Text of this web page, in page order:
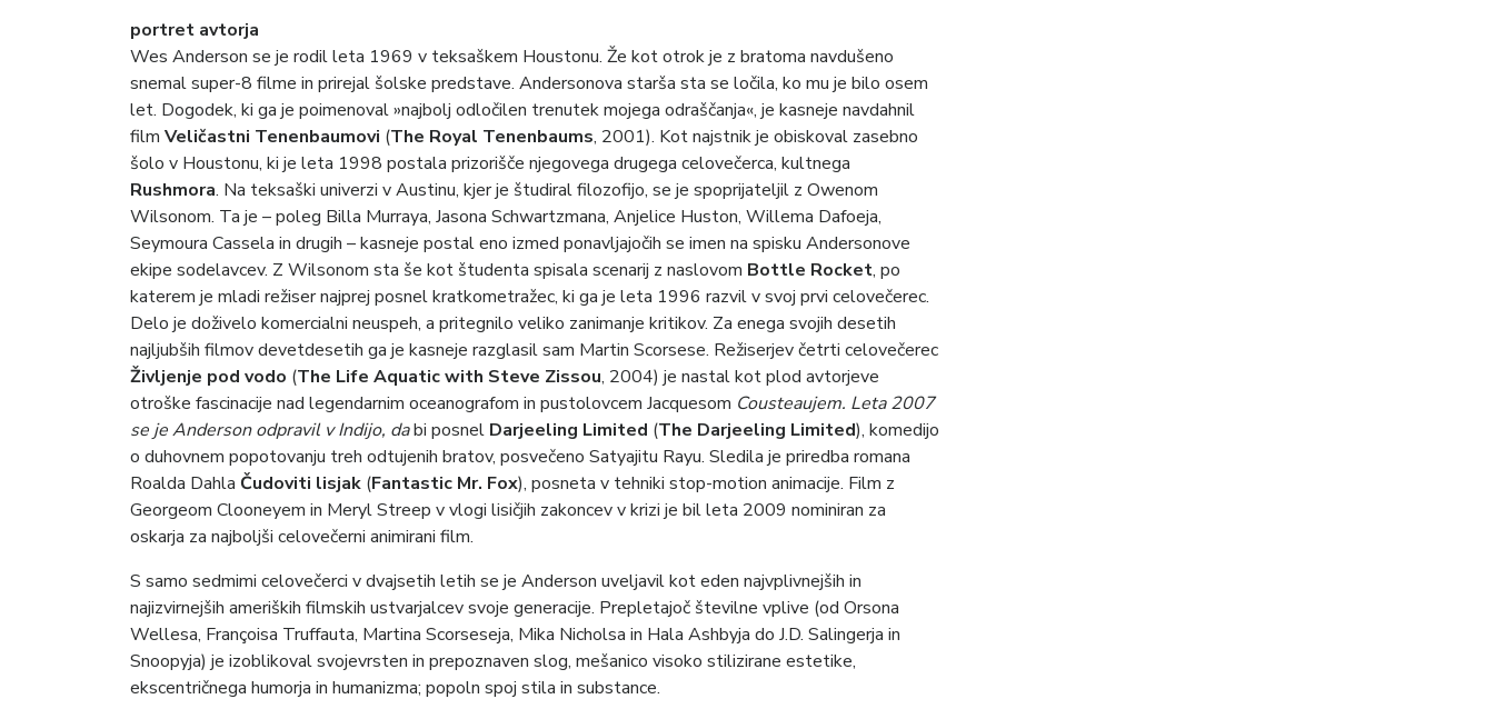
portret avtorja
Wes Anderson se je rodil leta 1969 v teksaškem Houstonu. Že kot otrok je z bratoma navdušeno
snemal super-8 filme in prirejal šolske predstave. Andersonova starša sta se ločila, ko mu je bilo osem
let. Dogodek, ki ga je poimenoval »najbolj odločilen trenutek mojega odraščanja«, je kasneje navdahnil
film Veličastni Tenenbaumovi (The Royal Tenenbaums, 2001). Kot najstnik je obiskoval zasebno
šolo v Houstonu, ki je leta 1998 postala prizorišče njegovega drugega celovečerca, kultnega
Rushmora. Na teksaški univerzi v Austinu, kjer je študiral filozofijo, se je spoprijateljil z Owenom
Wilsonom. Ta je – poleg Billa Murraya, Jasona Schwartzmana, Anjelice Huston, Willema Dafoeja,
Seymoura Cassela in drugih – kasneje postal eno izmed ponavljajočih se imen na spisku Andersonove
ekipe sodelavcev. Z Wilsonom sta še kot študenta spisala scenarij z naslovom Bottle Rocket, po
katerem je mladi režiser najprej posnel kratkometražec, ki ga je leta 1996 razvil v svoj prvi celovečerec.
Delo je doživelo komercialni neuspeh, a pritegnilo veliko zanimanje kritikov. Za enega svojih desetih
najljubših filmov devetdesetih ga je kasneje razglasil sam Martin Scorsese. Režiserjev četrti celovečerec
Življenje pod vodo (The Life Aquatic with Steve Zissou, 2004) je nastal kot plod avtorjeve
otroške fascinacije nad legendarnim oceanografom in pustolovcem Jacquesom Cousteaujem. Leta 2007
se je Anderson odpravil v Indijo, dabi posnel Darjeeling Limited (The Darjeeling Limited), komedijo
o duhovnem popotovanju treh odtujenih bratov, posvečeno Satyajitu Rayu. Sledila je priredba romana
Roalda Dahla Čudoviti lisjak (Fantastic Mr. Fox), posneta v tehniki stop-motion animacije. Film z
Georgeom Clooneyem in Meryl Streep v vlogi lisičjih zakoncev v krizi je bil leta 2009 nominiran za
oskarja za najboljši celovečerni animirani film.
S samo sedmimi celovečerci v dvajsetih letih se je Anderson uveljavil kot eden najvplivnejših in
najizvirnejših ameriških filmskih ustvarjalcev svoje generacije. Prepletajoč številne vplive (od Orsona
Wellesa, Françoisa Truffauta, Martina Scorseseja, Mika Nicholsa in Hala Ashbyja do J.D. Salingerja in
Snoopyja) je izoblikoval svojevrsten in prepoznaven slog, mešanico visoko stilizirane estetike,
ekscentričnega humorja in humanizma; popoln spoj stila in substance.